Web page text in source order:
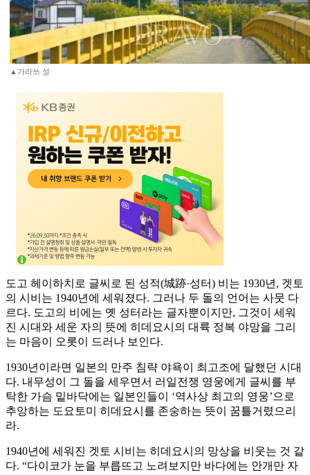
▲가라쓰 성
도고 헤이하치로 글씨로 된 성적(城跡·성터) 비는 1930년, 겟토
의 시비는 1940년에 세워졌다. 그러나 두 돌의 언어는 사뭇 다
르다. 도고의 비에는 옛 성터라는 글자뿐이지만, 그것이 세워
진 시대와 세운 자의 뜻에 히데요시의 대륙 정복 야망을 그리
는 마음이 오롯이 드러나 보인다.
1930년이라면 일본의 만주 침략 야욕이 최고조에 달했던 시대
다. 내무성이 그 돌을 세우면서 러일전쟁 영웅에게 글씨를 부
탁한 가슴 밑바닥에는 일본인들이 ‘역사상 최고의 영웅’으로
추앙하는 도요토미 히데요시를 존숭하는 뜻이 꿈틀거렸으리
라.
1940년에 세워진 겟토 시비는 히데요시의 망상을 비웃는 것 같
다. “다이코가 눈을 부릅뜨고 노려보지만 바다에는 안개만 자